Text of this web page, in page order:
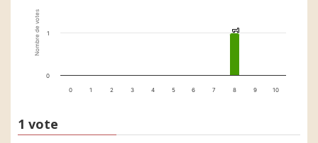
Nombre de votes 1
1
0 1 2 3 4 5 6 7 8 9 10
0
1
1 vote